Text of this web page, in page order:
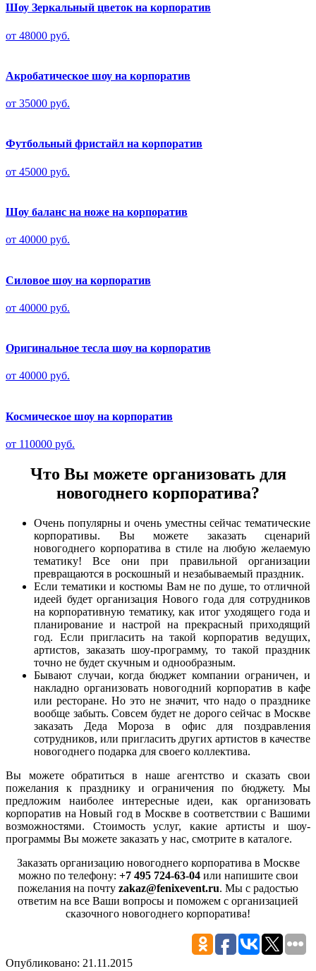
Шоу Зеркальный цветок на корпоратив
от 48000 руб.
Акробатическое шоу на корпоратив
от 35000 руб.
Футбольный фристайл на корпоратив
от 45000 руб.
Шоу баланс на ноже на корпоратив
от 40000 руб.
Силовое шоу на корпоратив
от 40000 руб.
Оригинальное тесла шоу на корпоратив
от 40000 руб.
Космическое шоу на корпоратив
от 110000 руб.
Что Вы можете организовать для
новогоднего корпоратива?
Очень популярны и очень уместны сейчас тематические
корпоративы. Вы можете заказать сценарий
новогоднего корпоратива в стиле на любую желаемую
тематику! Все они при правильной организации
превращаются в роскошный и незабываемый праздник.
Если тематики и костюмы Вам не по душе, то отличной
идеей будет организация Нового года для сотрудников
на корпоративную тематику, как итог уходящего года и
планирование и настрой на прекрасный приходящий
год. Если пригласить на такой корпоратив ведущих,
артистов, заказать шоу-программу, то такой праздник
точно не будет скучным и однообразным.
Бывают случаи, когда бюджет компании ограничен, и
накладно организовать новогодний корпоратив в кафе
или ресторане. Но это не значит, что надо о празднике
вообще забыть. Совсем будет не дорого сейчас в Москве
заказать Деда Мороза в офис для поздравления
сотрудников, или пригласить других артистов в качестве
новогоднего подарка для своего коллектива.
Вы можете обратиться в наше агентство и сказать свои
пожелания к празднику и ограничения по бюджету. Мы
предложим наиболее интересные идеи, как организовать
корпоратив на Новый год в Москве в соответствии с Вашими
возможностями. Стоимость услуг, какие артисты и шоу-
программы Вы можете заказать у нас, смотрите в каталоге.
Заказать организацию новогоднего корпоратива в Москве
можно по телефону: +7 495 724-63-04или напишите свои
пожелания на почту zakaz@fenixevent.ru. Мы с радостью
ответим на все Ваши вопросы и поможем с организацией
сказочного новогоднего корпоратива!
Опубликовано: 21.11.2015